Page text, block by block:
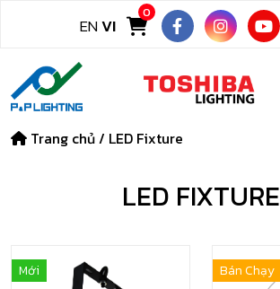
ENVI
0
Trang chủ/ LED Fixture
LED FIXTURE
Mới Bán Chạy